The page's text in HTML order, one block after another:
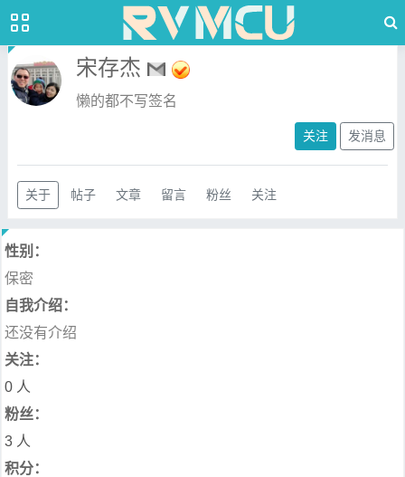
宋存杰
懒的都不写签名
关注 发消息
关于 帖子 文章 留言 粉丝 关注
性别：
保密
自我介绍：
还没有介绍
关注：
0 人
粉丝：
3 人
积分：